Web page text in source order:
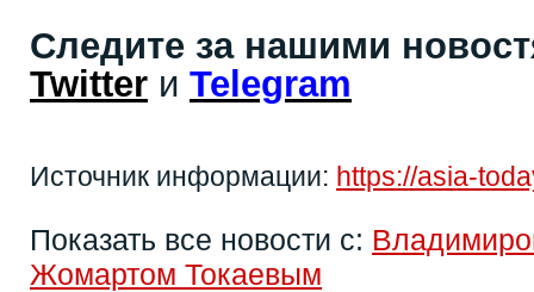
Следите за нашими
Twitter и Telegram
Источник информации: https://asia-
Показать все новости с:
Жомартом Токаевым